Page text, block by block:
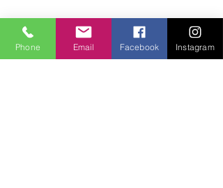
Phone Email Facebook Instagram